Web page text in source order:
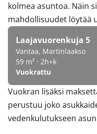
kolmea asuntoa. Näin
mahdollisuudet löytää
Laajavuorenkuja 5
Vantaa, Martinlaakso
59 m² · 2h+k
Vuokrattu
Vuokran lisäksi
perustuu joko
vedenkulutukseen